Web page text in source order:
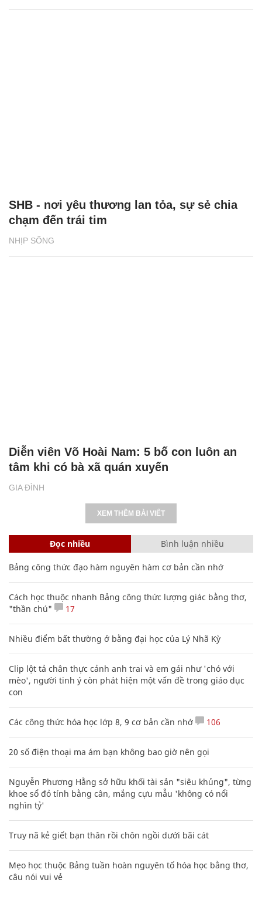
NHỊP SỐNG
SHB - nơi yêu thương lan tỏa, sự sẻ chia
chạm đến trái tim
GIA ĐÌNH
Diễn viên Võ Hoài Nam: 5 bố con luôn an
tâm khi có bà xã quán xuyến
XEM THÊM BÀI VIẾT
Đọc nhiều Bình luận nhiều
Bảng công thức đạo hàm nguyên hàm cơ bản cần nhớ
Cách học thuộc nhanh Bảng công thức lượng giác bằng thơ,
"thần chú"
17
Nhiều điểm bất thường ở bằng đại học của Lý Nhã Kỳ
Clip lột tả chân thực cảnh anh trai và em gái như 'chó với
mèo', người tinh ý còn phát hiện một vấn đề trong giáo dục
con
Các công thức hóa học lớp 8, 9 cơ bản cần nhớ 106
20 số điện thoại ma ám bạn không bao giờ nên gọi
Nguyễn Phương Hằng sở hữu khối tài sản "siêu khủng", từng
khoe sổ đỏ tính bằng cân, mắng cựu mẫu 'không có nổi
nghìn tỷ'
Truy nã kẻ giết bạn thân rồi chôn ngồi dưới bãi cát
Mẹo học thuộc Bảng tuần hoàn nguyên tố hóa học bằng thơ,
câu nói vui vẻ